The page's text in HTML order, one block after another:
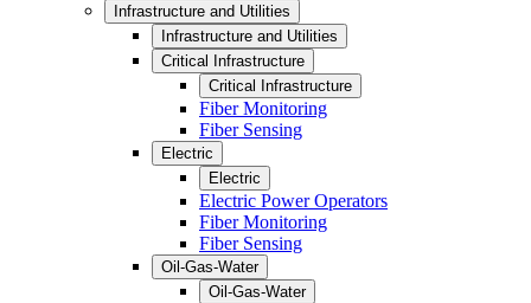
Infrastructure and Utilities
Infrastructure and Utilities
Critical Infrastructure
Critical Infrastructure
Fiber Monitoring
Fiber Sensing
Electric
Electric
Electric Power Operators
Fiber Monitoring
Fiber Sensing
Oil-Gas-Water
Oil-Gas-Water